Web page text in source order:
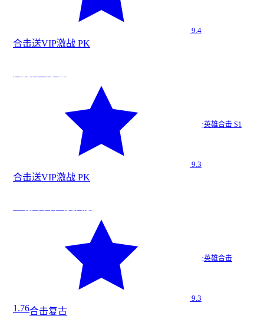
9.4
合击送VIP激战 PK
白虎合击…
9.3
·英雄合击 S1
合击送VIP激战 PK
龙魂英雄…
9.3
·英雄合击
1.76合击复古